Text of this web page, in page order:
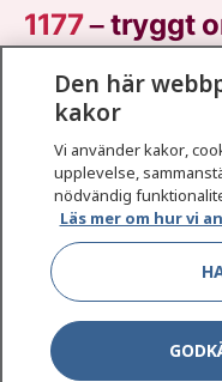
1177–tryggt
På 1177.se får du
sjukdomar och vilka
Logga in för att läsa
vårdärenden. Ring
sjukvårdsrådgivning
1177 ger dig råd när
Den här
kakor
Vi använder kakor,
upplevelse,
nödvändig
Läs mer om hur vi